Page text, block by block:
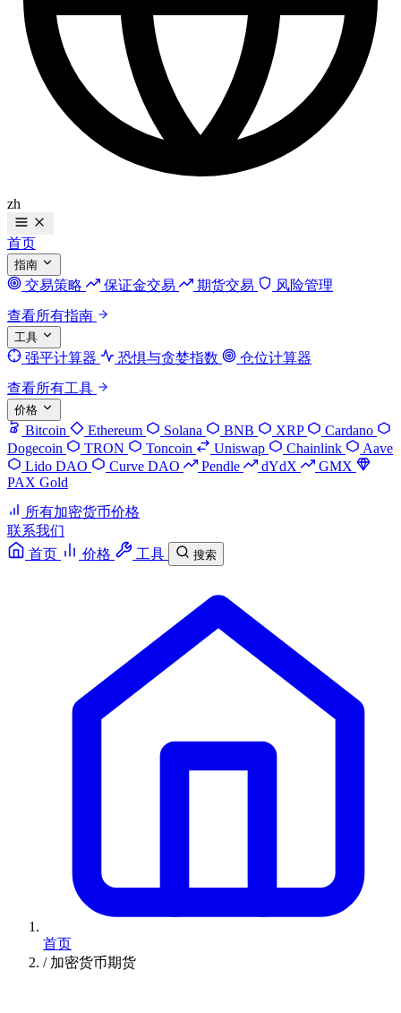
zh
首页
指南
交易策略 保证金交易 期货交易
风险管理
查看所有指南
工具
强平计算器 恐惧与贪婪指数
仓位计算器
查看所有工具
价格
Bitcoin Ethereum Solana BNB XRP
Cardano
Dogecoin
TRON Toncoin Uniswap Chainlink
Aave
Lido DAO
Curve DAO Pendle dYdX
GMX
PAX Gold
所有加密货币价格
联系我们
首页
价格 工具 搜索
首页
/ 加密货币期货